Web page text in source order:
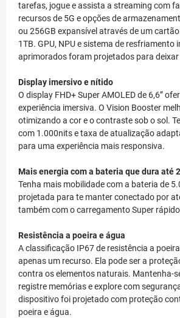
tarefas, jogue e assista a streaming com
recursos de 5G e opções de
ou 256GB expansível através de um
1TB. GPU, NPU e sistema de resfriamento
aprimorados foram projetados para deixar
Display imersivo e nítido
O display FHD+ Super AMOLED de 6,6”
experiência imersiva. O Vision Booster
otimizando a cor e o contraste sob o sol.
com 1.000nits e taxa de atualização
para uma experiência mais responsiva.
Mais energia com a bateria que dura até
Tenha mais mobilidade com a bateria de
projetada para te manter conectado por
também com o carregamento Super rápido
Resistência a poeira e água
A classificação IP67 de resistência a
apenas um recurso. Ela pode ser a
contra os elementos naturais. Mantenha-
registre memórias e explore com
dispositivo foi projetado com proteção
poeira e água.